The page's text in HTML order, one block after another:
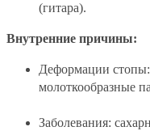
(гитара).
Внутренние причины:
Деформации стопы:
молоткообразные
Заболевания: